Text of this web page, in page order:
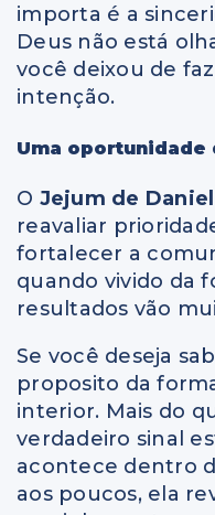
importa é a
Deus não está
você deixou de
intenção.
Uma oportunidade
O Jejum de Daniel
reavaliar
fortalecer a
quando vivido da
resultados vão
Se você deseja
proposito da
interior. Mais do
verdadeiro sinal
acontece dentro
aos poucos, ela